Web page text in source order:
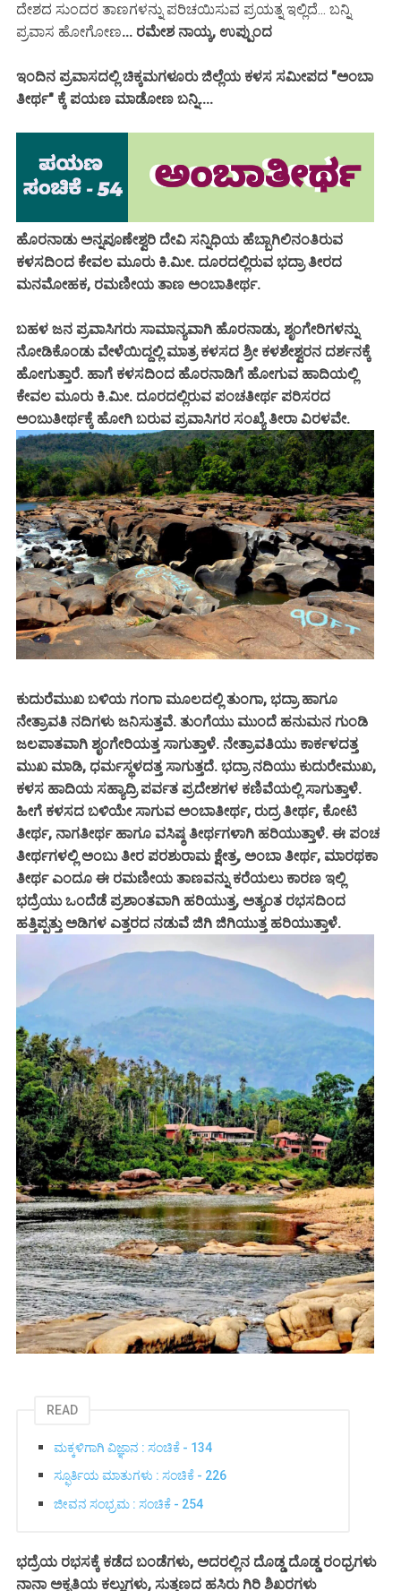
ದೇಶದ ಸುಂದರ ತಾಣಗಳನ್ನು ಪರಿಚಯಿಸುವ ಪ್ರಯತ್ನ ಇಲ್ಲಿದೆ... ಬನ್ನಿ
ಪ್ರವಾಸ ಹೋಗೋಣ... ರಮೇಶ ನಾಯ್ಕ, ಉಪ್ಪುಂದ
ಇಂದಿನ ಪ್ರವಾಸದಲ್ಲಿ ಚಿಕ್ಕಮಗಳೂರು ಜಿಲ್ಲೆಯ ಕಳಸ ಸಮೀಪದ "ಅಂಬಾ
ತೀರ್ಥ" ಕ್ಕೆ ಪಯಣ ಮಾಡೋಣ ಬನ್ನಿ....
ಹೊರನಾಡು ಅನ್ನಪೂಣೇಶ್ವರಿ ದೇವಿ ಸನ್ನಿಧಿಯ ಹೆಬ್ಬಾಗಿಲಿನಂತಿರುವ
ಕಳಸದಿಂದ ಕೇವಲ ಮೂರು ಕಿ.ಮೀ. ದೂರದಲ್ಲಿರುವ ಭದ್ರಾ ತೀರದ
ಮನಮೋಹಕ, ರಮಣೀಯ ತಾಣ ಅಂಬಾತೀರ್ಥ.
ಬಹಳ ಜನ ಪ್ರವಾಸಿಗರು ಸಾಮಾನ್ಯವಾಗಿ ಹೊರನಾಡು, ಶೃಂಗೇರಿಗಳನ್ನು
ನೋಡಿಕೊಂಡು ವೇಳೆಯಿದ್ದಲ್ಲಿ ಮಾತ್ರ ಕಳಸದ ಶ್ರೀ ಕಳಶೇಶ್ವರನ ದರ್ಶನಕ್ಕೆ
ಹೋಗುತ್ತಾರೆ. ಹಾಗೆ ಕಳಸದಿಂದ ಹೊರನಾಡಿಗೆ ಹೋಗುವ ಹಾದಿಯಲ್ಲಿ
ಕೇವಲ ಮೂರು ಕಿ.ಮೀ. ದೂರದಲ್ಲಿರುವ ಪಂಚತೀರ್ಥ ಪರಿಸರದ
ಅಂಬುತೀರ್ಥಕ್ಕೆ ಹೋಗಿ ಬರುವ ಪ್ರವಾಸಿಗರ ಸಂಖ್ಯೆ ತೀರಾ ವಿರಳವೇ.
ಕುದುರೆಮುಖ ಬಳಿಯ ಗಂಗಾ ಮೂಲದಲ್ಲಿ ತುಂಗಾ, ಭದ್ರಾ ಹಾಗೂ
ನೇತ್ರಾವತಿ ನದಿಗಳು ಜನಿಸುತ್ತವೆ. ತುಂಗೆಯು ಮುಂದೆ ಹನುಮನ ಗುಂಡಿ
ಜಲಪಾತವಾಗಿ ಶೃಂಗೇರಿಯತ್ತ ಸಾಗುತ್ತಾಳೆ. ನೇತ್ರಾವತಿಯು ಕಾರ್ಕಳದತ್ತ
ಮುಖ ಮಾಡಿ, ಧರ್ಮಸ್ಥಳದತ್ತ ಸಾಗುತ್ತದೆ. ಭದ್ರಾ ನದಿಯು ಕುದುರೇಮುಖ,
ಕಳಸ ಹಾದಿಯ ಸಹ್ಯಾದ್ರಿ ಪರ್ವತ ಪ್ರದೇಶಗಳ ಕಣಿವೆಯಲ್ಲಿ ಸಾಗುತ್ತಾಳೆ.
ಹೀಗೆ ಕಳಸದ ಬಳಿಯೇ ಸಾಗುವ ಅಂಬಾತೀರ್ಥ, ರುದ್ರ ತೀರ್ಥ, ಕೋಟಿ
ತೀರ್ಥ, ನಾಗತೀರ್ಥ ಹಾಗೂ ವಸಿಷ್ಠ ತೀರ್ಥಗಳಾಗಿ ಹರಿಯುತ್ತಾಳೆ. ಈ ಪಂಚ
ತೀರ್ಥಗಳಲ್ಲಿ ಅಂಬು ತೀರ ಪರಶುರಾಮ ಕ್ಷೇತ್ರ, ಅಂಬಾ ತೀರ್ಥ, ಮಾರಥಕಾ
ತೀರ್ಥ ಎಂದೂ ಈ ರಮಣೀಯ ತಾಣವನ್ನು ಕರೆಯಲು ಕಾರಣ ಇಲ್ಲಿ
ಭದ್ರೆಯು ಒಂದೆಡೆ ಪ್ರಶಾಂತವಾಗಿ ಹರಿಯುತ್ತ, ಅತ್ಯಂತ ರಭಸದಿಂದ
ಹತ್ತಿಪ್ಪತ್ತು ಅಡಿಗಳ ಎತ್ತರದ ನಡುವೆ ಜಿಗಿ ಜಿಗಿಯುತ್ತ ಹರಿಯುತ್ತಾಳೆ.
READ
ಮಕ್ಕಳಿಗಾಗಿ ವಿಜ್ಞಾನ : ಸಂಚಿಕೆ - 134
ಸ್ಫೂರ್ತಿಯ ಮಾತುಗಳು : ಸಂಚಿಕೆ - 226
ಜೀವನ ಸಂಭ್ರಮ : ಸಂಚಿಕೆ - 254
ಭದ್ರೆಯ ರಭಸಕ್ಕೆ ಕಡೆದ ಬಂಡೆಗಳು, ಅದರಲ್ಲಿನ ದೊಡ್ಡ ದೊಡ್ಡ ರಂಧ್ರಗಳು
ನಾನಾ ಅಕೃತಿಯ ಕಲ್ಲುಗಳು, ಸುತ್ತಣದ ಹಸಿರು ಗಿರಿ ಶಿಖರಗಳು